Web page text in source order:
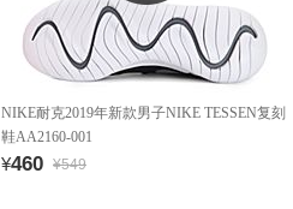
NIKE耐克2019年新款男子NIKE TESSEN复刻
鞋AA2160-001
¥460 ¥549